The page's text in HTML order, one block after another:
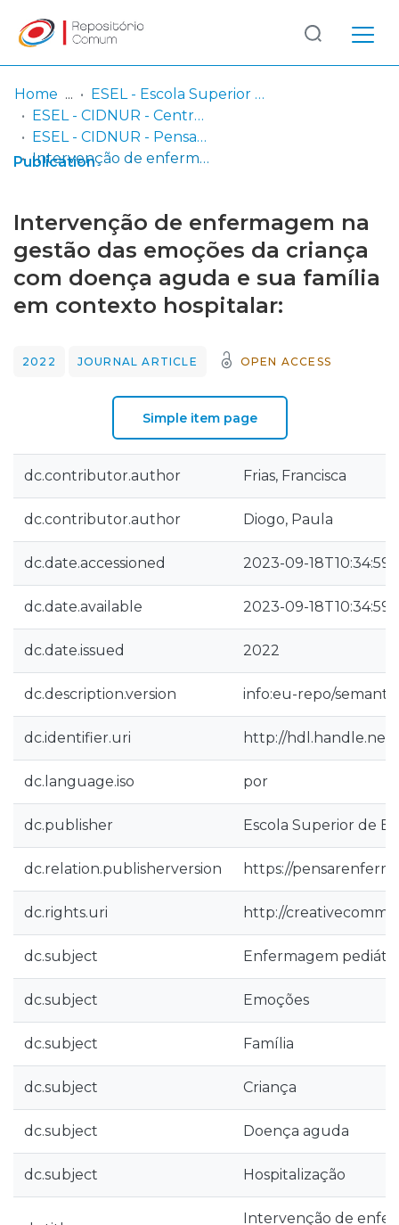
Communities
& Collections
Statistics
Log
In
(current)
Home
ESEL - Escola Superior de Enfermagem de Lisboa
ESEL - CIDNUR - Centro de Investigação, Inovação e Desenvolvimento em Enfermagem de Lisboa
ESEL - CIDNUR - Pensar Enfermagem
Intervenção de enfermagem na gestão das emoções da criança com doença aguda e sua família em contexto hospitalar:
Publication
Intervenção de enfermagem na
gestão das emoções da criança
com doença aguda e sua família
em contexto hospitalar:
2022 JOURNAL ARTICLE OPEN ACCESS
Simple item page
dc.contributor.author Frias, Francisca
dc.contributor.author Diogo, Paula
dc.date.accessioned 2023-09-18T10:34:59Z
dc.date.available 2023-09-18T10:34:59Z
dc.date.issued 2022
dc.description.version info:eu-repo/
dc.identifier.uri http://hdl.handle.net/
dc.language.iso por
dc.publisher Escola Superior de
dc.relation.publisherversion https://
dc.rights.uri http://
dc.subject Enfermagem
dc.subject Emoções
dc.subject Família
dc.subject Criança
dc.subject Doença aguda
dc.subject Hospitalização
Intervenção de